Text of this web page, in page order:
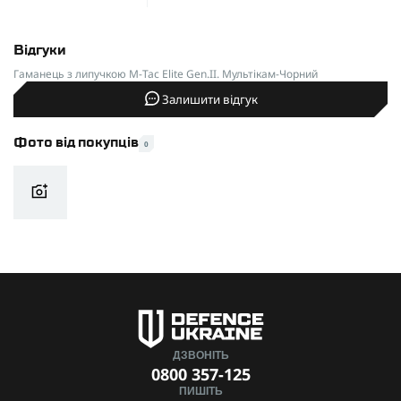
Відгуки
Гаманець з липучкою M-Tac Elite Gen.II. Мультікам-Чорний
Залишити відгук
Фото від покупців 0
ДЗВОНІТЬ
0800 357-125
ПИШІТЬ